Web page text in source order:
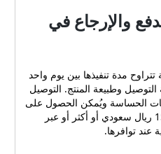
والإرجاع في
مدة تنفيذها بين يوم واحد
التوصيل وطبيعة المنتج. التوصيل
الحساسة ويُمكن الحصول على
توصيل مجاني للطلبات بقيمة 150 ريال سعودي أو أكثر أو عبر
عند توافرها.